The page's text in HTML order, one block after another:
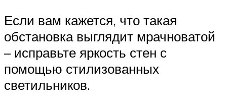
Если вам кажется, что такая
обстановка выглядит мрачноватой
– исправьте яркость стен с
помощью стилизованных
светильников.